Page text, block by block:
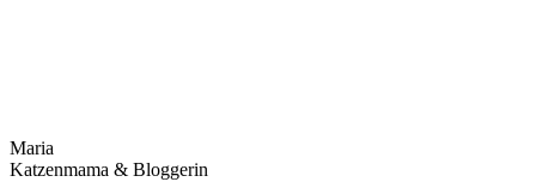
Maria
Katzenmama & Bloggerin